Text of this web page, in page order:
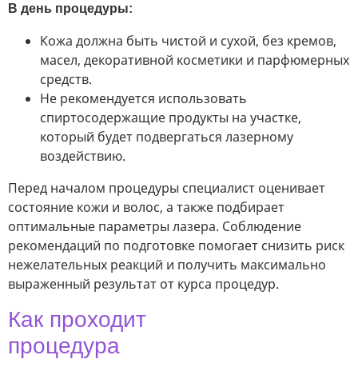
В день процедуры:
Кожа должна быть чистой и сухой, без кремов,
масел, декоративной косметики и парфюмерных
средств.
Не рекомендуется использовать
спиртосодержащие продукты на участке,
который будет подвергаться лазерному
воздействию.
Перед началом процедуры специалист оценивает
состояние кожи и волос, а также подбирает
оптимальные параметры лазера. Соблюдение
рекомендаций по подготовке помогает снизить риск
нежелательных реакций и получить максимально
выраженный результат от курса процедур.
Как проходит
процедура